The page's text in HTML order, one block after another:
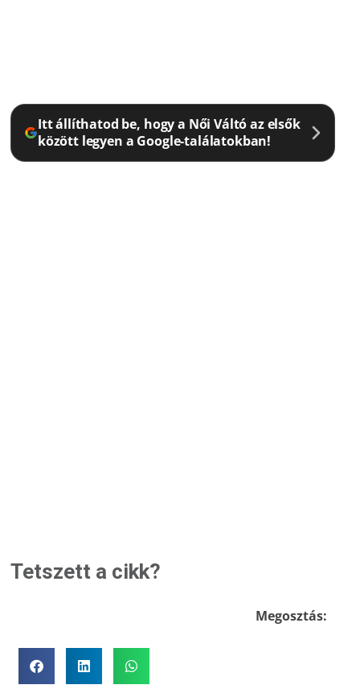
Itt állíthatod be, hogy a Női Váltó az elsők
között legyen a Google-találatokban!
Tetszett a cikk?
Megosztás: